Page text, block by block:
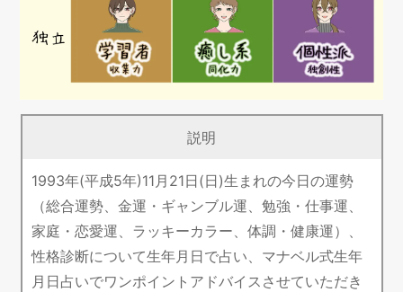
説明
1993年(平成5年)11月21日(日)生まれの今日の運勢
（総合運勢、金運・ギャンブル運、勉強・仕事運、
家庭・恋愛運、ラッキーカラー、体調・健康運）、
性格診断について生年月日で占い、マナベル式生年
月日占いでワンポイントアドバイスさせていただき